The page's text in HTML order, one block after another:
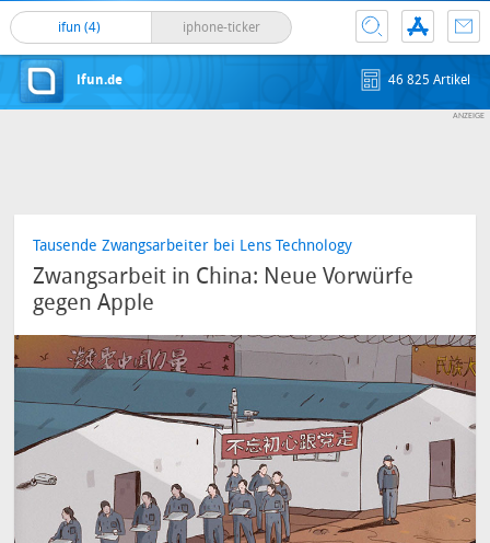
ifun (4) iphone-ticker
ifun.de 46 825 Artikel
Tausende Zwangsarbeiter bei Lens Technology
Zwangsarbeit in China: Neue Vorwürfe
gegen Apple